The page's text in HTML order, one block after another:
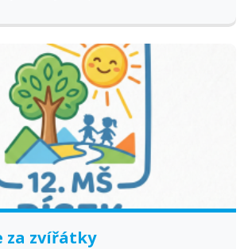
zažijí radost z pohybu! Během týdne
choreografii, kterou pak na závěr
rodičům. Každý den je program od 8:30
je zahrnut pitný režim a 1x denně svačina.
za zvířátky